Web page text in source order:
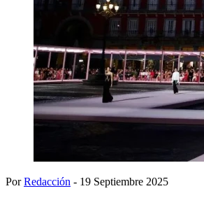
PorRedacción - 19 Septiembre 2025